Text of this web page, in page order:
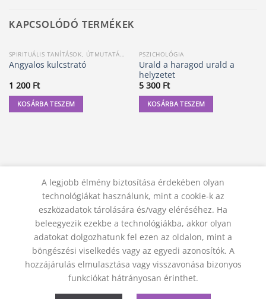
KAPCSOLÓDÓ TERMÉKEK
SPIRITUÁLIS TANÍTÁSOK, ÚTMUTATÁSOK
Angyalos kulcstrató
1 200 Ft
KOSÁRBA TESZEM
PSZICHOLÓGIA
Urald a haragod urald a
helyzetet
5 300 Ft
KOSÁRBA TESZEM
KAPCSOLAT ADATVÉDELMI NYILATKOZAT
ÁSZF
JOGI NYILATKOZAT
SZÁLLÍTÁSI FELTÉTELEK
ELÁLLÁS A SZERZŐDÉSTŐL
© 2012 - 2026 Trigon 9000 Kft.
A legjobb élmény biztosítása érdekében olyan
technológiákat használunk, mint a cookie-k az
eszközadatok tárolására és/vagy eléréséhez. Ha
beleegyezik ezekbe a technológiákba, akkor olyan
adatokat dolgozhatunk fel ezen az oldalon, mint a
böngészési viselkedés vagy az egyedi azonosítók. A
hozzájárulás elmulasztása vagy visszavonása bizonyos
funkciókat hátrányosan érinthet.